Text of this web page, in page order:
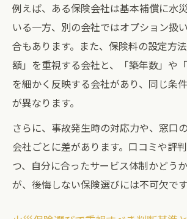
例えば、ある保険会社は基本補償に水
いる一方、別の会社ではオプション扱
合もあります。また、保険料の設定方
額」を重視する会社と、「築年数」や
を細かく反映する会社があり、同じ条
が異なります。
さらに、事故発生時の対応力や、窓口
会社ごとに差があります。口コミや評
つ、自分に合ったサービス体制かどう
が、後悔しない保険選びには不可欠です